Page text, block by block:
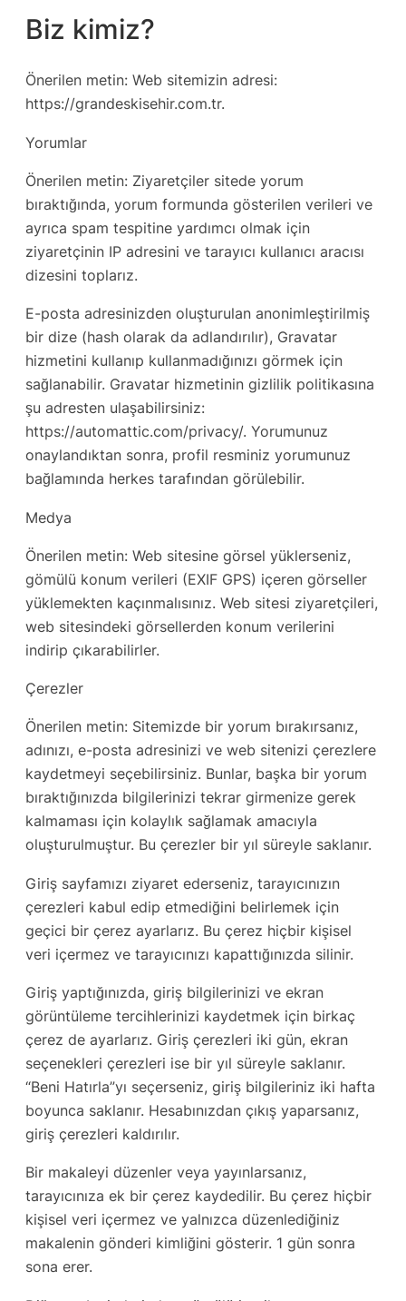
Biz kimiz?
Önerilen metin: Web sitemizin adresi:
https://grandeskisehir.com.tr.
Yorumlar
Önerilen metin: Ziyaretçiler sitede yorum
bıraktığında, yorum formunda gösterilen verileri ve
ayrıca spam tespitine yardımcı olmak için
ziyaretçinin IP adresini ve tarayıcı kullanıcı aracısı
dizesini toplarız.
E-posta adresinizden oluşturulan anonimleştirilmiş
bir dize (hash olarak da adlandırılır), Gravatar
hizmetini kullanıp kullanmadığınızı görmek için
sağlanabilir. Gravatar hizmetinin gizlilik politikasına
şu adresten ulaşabilirsiniz:
https://automattic.com/privacy/. Yorumunuz
onaylandıktan sonra, profil resminiz yorumunuz
bağlamında herkes tarafından görülebilir.
Medya
Önerilen metin: Web sitesine görsel yüklerseniz,
gömülü konum verileri (EXIF GPS) içeren görseller
yüklemekten kaçınmalısınız. Web sitesi ziyaretçileri,
web sitesindeki görsellerden konum verilerini
indirip çıkarabilirler.
Çerezler
Önerilen metin: Sitemizde bir yorum bırakırsanız,
adınızı, e-posta adresinizi ve web sitenizi çerezlere
kaydetmeyi seçebilirsiniz. Bunlar, başka bir yorum
bıraktığınızda bilgilerinizi tekrar girmenize gerek
kalmaması için kolaylık sağlamak amacıyla
oluşturulmuştur. Bu çerezler bir yıl süreyle saklanır.
Giriş sayfamızı ziyaret ederseniz, tarayıcınızın
çerezleri kabul edip etmediğini belirlemek için
geçici bir çerez ayarlarız. Bu çerez hiçbir kişisel
veri içermez ve tarayıcınızı kapattığınızda silinir.
Giriş yaptığınızda, giriş bilgilerinizi ve ekran
görüntüleme tercihlerinizi kaydetmek için birkaç
çerez de ayarlarız. Giriş çerezleri iki gün, ekran
seçenekleri çerezleri ise bir yıl süreyle saklanır.
“Beni Hatırla”yı seçerseniz, giriş bilgileriniz iki hafta
boyunca saklanır. Hesabınızdan çıkış yaparsanız,
giriş çerezleri kaldırılır.
Bir makaleyi düzenler veya yayınlarsanız,
tarayıcınıza ek bir çerez kaydedilir. Bu çerez hiçbir
kişisel veri içermez ve yalnızca düzenlediğiniz
makalenin gönderi kimliğini gösterir. 1 gün sonra
sona erer.